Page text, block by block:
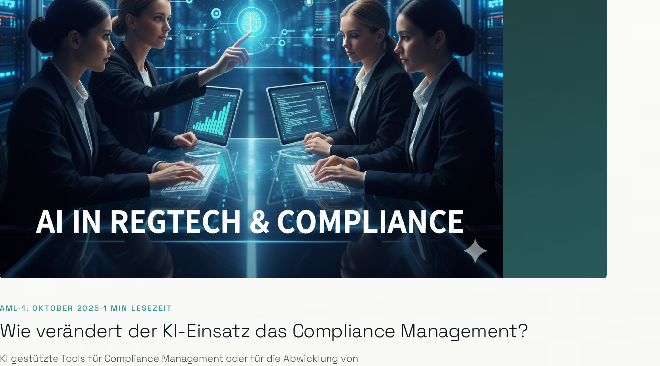
AML·1. OKTOBER 2025·1 MIN LESEZEIT
Wie verändert der KI-Einsatz das Compliance Management?
KI gestützte Tools für Compliance Management oder für die Abwicklung von